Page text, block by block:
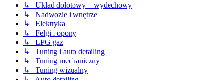
↳ Układ dolotowy + wydechowy
↳ Nadwozie i wnętrze
↳ Elektryka
↳ Felgi i opony
↳ LPG gaz
↳ Tuning i auto detailing
↳ Tuning mechaniczny
↳ Tuning wizualny